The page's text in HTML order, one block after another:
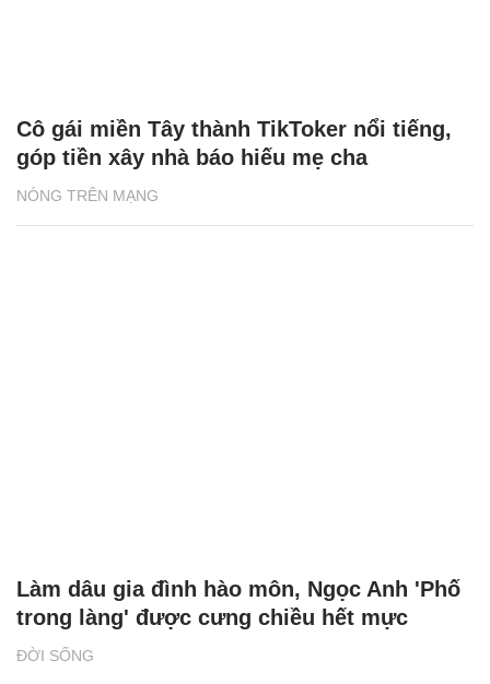
NÓNG TRÊN MẠNG
Cô gái miền Tây thành TikToker nổi tiếng,
góp tiền xây nhà báo hiếu mẹ cha
ĐỜI SỐNG
Làm dâu gia đình hào môn, Ngọc Anh 'Phố
trong làng' được cưng chiều hết mực